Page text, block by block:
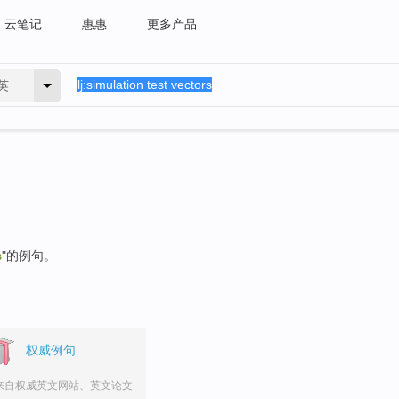
云笔记 惠惠 更多产品
"的例句。
权威例句
自权威英文网站、英文论文